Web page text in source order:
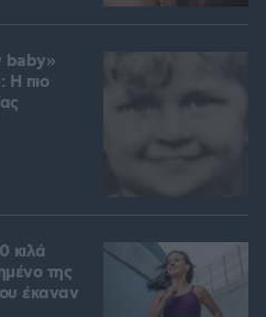
baby»
Η πιο
κιλά
της
έκαναν